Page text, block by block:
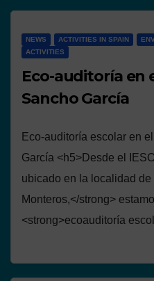
NEWS ACTIVITIES IN SPAIN
ACTIVITIES
Eco-auditoría en
Sancho García
Eco-auditoría escolar en
García <h5>Desde el
ubicado en la localidad
Monteros,</strong>
<strong>ecoauditoría